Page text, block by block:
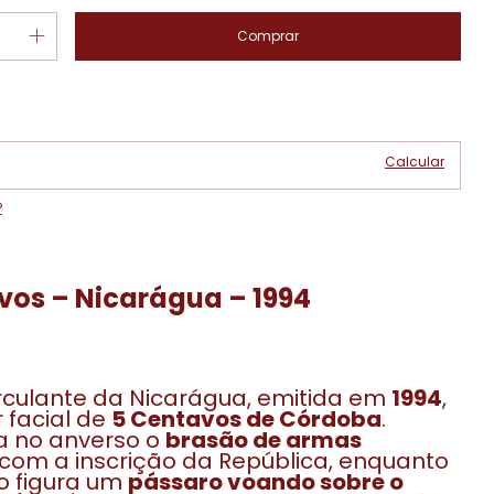
Calcular
– Nicarágua – 1994
da Nicarágua, emitida em 1994,
facial de 5 Centavos de Córdoba.
no anverso o brasão de armas
com a inscrição da República, enquanto
figura um pássaro voando sobre o